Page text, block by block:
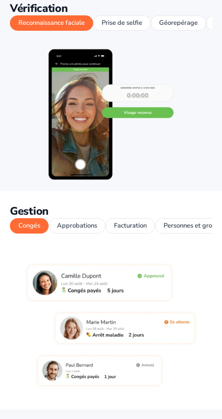
Vérification
Reconnaissance faciale Prise de selfie Géorepérage
Gestion
Congés Approbations Facturation Personnes et